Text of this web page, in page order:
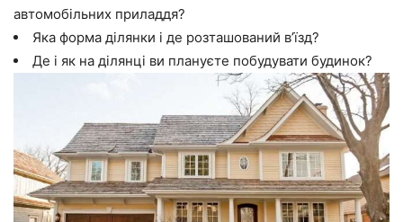
автомобільних приладдя?
Яка форма ділянки і де розташований в’їзд?
Де і як на ділянці ви плануєте побудувати будинок?